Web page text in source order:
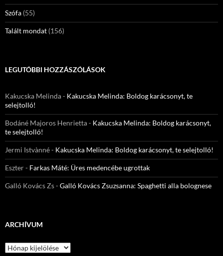
Szófa (55)
Talált mondat (156)
LEGUTÓBBI HOZZÁSZÓLÁSOK
Kakucska Melinda- Kakucska Melinda: Boldog karácsonyt, te
selejtolló!
Bodáné Majoros Henrietta- Kakucska Melinda: Boldog karácsonyt,
te selejtolló!
Jermi Istvànné- Kakucska Melinda: Boldog karácsonyt, te selejtolló!
Eszter- Farkas Máté: Üres medencébe ugrottak
Galló Kovács Zs-Galló Kovács Zsuzsanna: Spaghetti alla bolognese
ARCHÍVUM
Archívum